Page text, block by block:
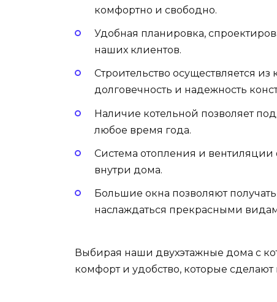
комфортно и свободно.
Удобная планировка,
наших клиентов.
Строительство осуществляется из
долговечность и надежность
Наличие котельной позволяет
любое время года.
Система отопления и
внутри дома.
Большие окна позволяют
наслаждаться прекрасными
Выбирая наши двухэтажные дома с
комфорт и удобство, которые